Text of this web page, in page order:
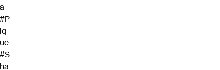
a
#P
iq
ue
#S
ha